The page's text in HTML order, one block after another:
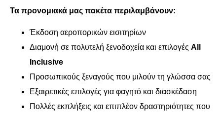
Τα προνομιακά μας πακέτα περιλαμβάνουν:
Έκδοση αεροπορικών εισιτηρίων
Διαμονή σε πολυτελή ξενοδοχεία και επιλογές All
Inclusive
Προσωπικούς ξεναγούς που μιλούν τη γλώσσα σας
Εξαιρετικές επιλογές για φαγητό και διασκέδαση
Πολλές εκπλήξεις και επιπλέον δραστηριότητες που